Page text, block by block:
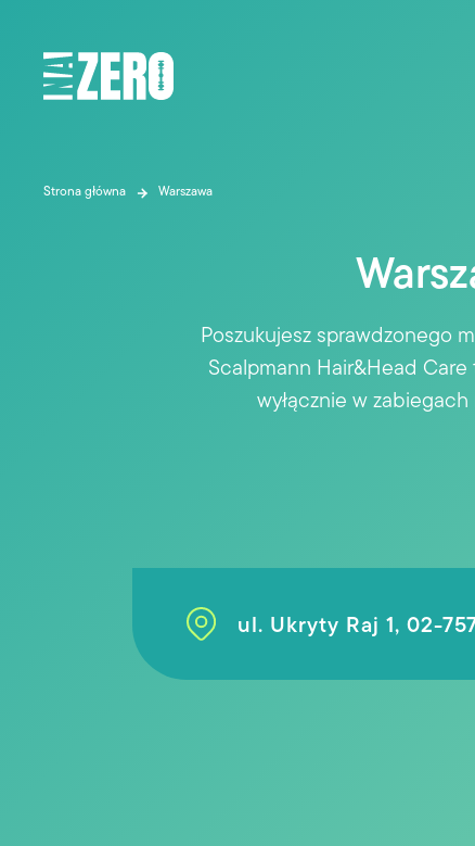
Strona główna Warszawa
Poszukujesz sprawdzonego
Scalpmann Hair&Head
wyłącznie w
ul. Ukryty Raj 1, 02-